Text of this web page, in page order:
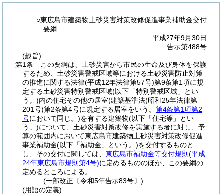
○東広島市建築物土砂災害対策改修促進事業補助金交付
要綱
平成27年9月30日
告示第488号
(趣旨)
第1条
この要綱は、土砂災害から市民の生命及び身体を保護
するため、土砂災害警戒区域等における土砂災害防止対策
の推進に関する法律(平成12年法律第57号)第9条第1項に規
定する土砂災害特別警戒区域(以下「特別警戒区域」とい
う。)内の住宅その他の居室(建築基準法(昭和25年法律第
201号)第2条第4号に規定する居室をいう。 第4条第1項第2
号において同じ。)を有する建築物(以下「住宅等」とい
う。)について、土砂災害対策改修を実施する者に対し、予
算の範囲内において東広島市建築物土砂災害対策改修促進
事業補助金(以下「補助金」という。)を交付するものと
し、その交付に関しては、 東広島市補助金等交付規則 (平成
24年東広島市規則第4号)に定めるもののほか、この要綱の
定めるところによる。
(一部改正〔令和5年告示83号〕)
(用語の定義)